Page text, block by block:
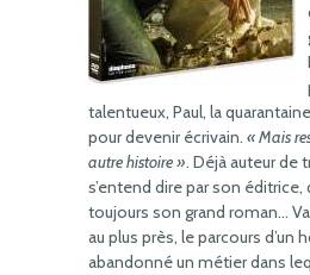
talentueux, Paul, la
pour devenir écrivain. « Mais
autre histoire ». Déjà auteur de
s’entend dire par son éditrice,
toujours son grand roman…
au plus près, le parcours d’un
abandonné un métier dans